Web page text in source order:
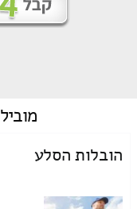
הובלות הסלע